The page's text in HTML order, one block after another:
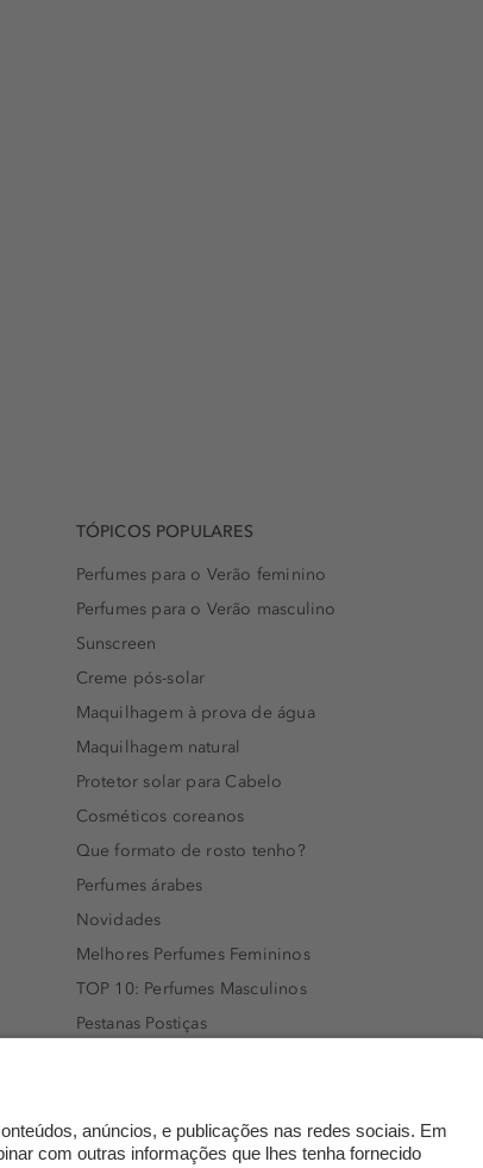
TÓPICOS POPULARES
Perfumes para o Verão feminino
Perfumes para o Verão masculino
Sunscreen
Creme pós-solar
Maquilhagem à prova de água
Maquilhagem natural
Protetor solar para Cabelo
Cosméticos coreanos
Que formato de rosto tenho?
Perfumes árabes
Novidades
Melhores Perfumes Femininos
TOP 10: Perfumes Masculinos
Pestanas Postiças
Rímel colorido
Embalagens Sustentáveis